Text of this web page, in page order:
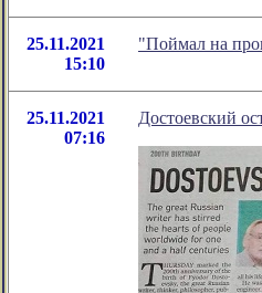
25.11.2021
15:10
"Поймал на
25.11.2021
07:16
Достоевский